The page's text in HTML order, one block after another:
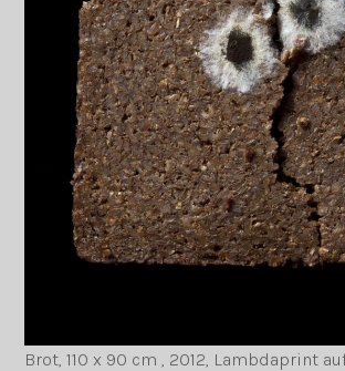
Brot, 110 x 90 cm , 2012, Lambdaprint